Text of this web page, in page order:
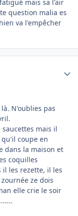
mais sa l'air
question malia es
va l'empêcher
N'oublies pas
mais il
coupe en
dans la maison et
coquilles
il les rezette, il les
ze dois
elle crie le soir